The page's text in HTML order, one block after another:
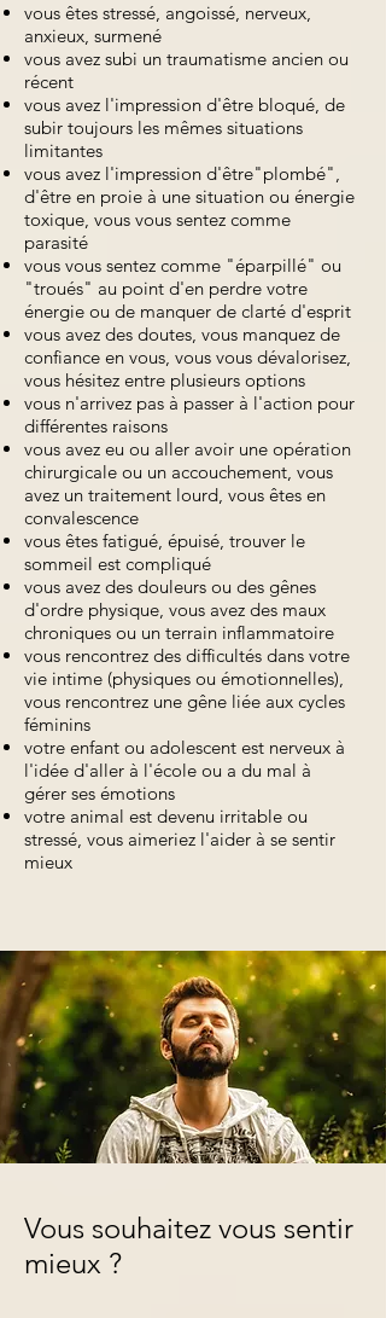
vous êtes stressé, angoissé, nerveux,
anxieux, surmené
vous avez subi un traumatisme ancien ou
récent
vous avez l'impression d'être bloqué, de
subir toujours les mêmes situations
limitantes
vous avez l'impression d'être"plombé",
d'être en proie à une situation ou énergie
toxique, vous vous sentez comme
parasité
vous vous sentez comme "éparpillé" ou
"troués" au point d'en perdre votre
énergie ou de manquer de clarté d'esprit
vous avez des doutes, vous manquez de
confiance en vous, vous vous dévalorisez,
vous hésitez entre plusieurs options
vous n'arrivez pas à passer à l'action pour
différentes raisons
vous avez eu ou aller avoir une opération
chirurgicale ou un accouchement, vous
avez un traitement lourd, vous êtes en
convalescence
vous êtes fatigué, épuisé, trouver le
sommeil est compliqué
vous avez des douleurs ou des gênes
d'ordre physique, vous avez des maux
chroniques ou un terrain inflammatoire
vous rencontrez des difficultés dans votre
vie intime (physiques ou émotionnelles),
vous rencontrez une gêne liée aux cycles
féminins
votre enfant ou adolescent est nerveux à
l'idée d'aller à l'école ou a du mal à
gérer ses émotions
votre animal est devenu irritable ou
stressé, vous aimeriez l'aider à se sentir
mieux
Vous souhaitez vous sentir
mieux ?